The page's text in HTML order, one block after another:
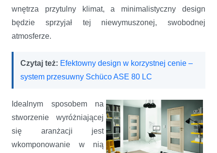
wnętrza przytulny klimat, a minimalistyczny design
będzie sprzyjał tej niewymuszonej, swobodnej
atmosferze.
Czytaj też: Efektowny design w korzystnej cenie –
system przesuwny Schüco ASE 80 LC
Idealnym sposobem na
stworzenie wyróżniającej
się aranżacji jest
wkomponowanie w nią